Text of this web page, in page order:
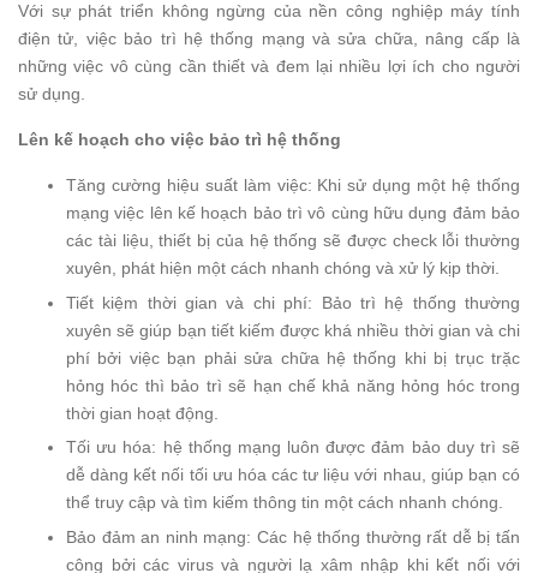
Với sự phát triển không ngừng của nền công nghiệp máy tính
điện tử, việc bảo trì hệ thống mạng và sửa chữa, nâng cấp là
những việc vô cùng cần thiết và đem lại nhiều lợi ích cho người
sử dụng.
Lên kế hoạch cho việc bảo trì hệ thống
Tăng cường hiệu suất làm việc: Khi sử dụng một hệ thống
mạng việc lên kế hoạch bảo trì vô cùng hữu dụng đảm bảo
các tài liệu, thiết bị của hệ thống sẽ được check lỗi thường
xuyên, phát hiện một cách nhanh chóng và xử lý kịp thời.
Tiết kiệm thời gian và chi phí: Bảo trì hệ thống thường
xuyên sẽ giúp bạn tiết kiếm được khá nhiều thời gian và chi
phí bởi việc bạn phải sửa chữa hệ thống khi bị trục trặc
hỏng hóc thì bảo trì sẽ hạn chế khả năng hỏng hóc trong
thời gian hoạt động.
Tối ưu hóa: hệ thống mạng luôn được đảm bảo duy trì sẽ
dễ dàng kết nối tối ưu hóa các tư liệu với nhau, giúp bạn có
thể truy cập và tìm kiếm thông tin một cách nhanh chóng.
Bảo đảm an ninh mạng: Các hệ thống thường rất dễ bị tấn
công bởi các virus và người lạ xâm nhập khi kết nối với